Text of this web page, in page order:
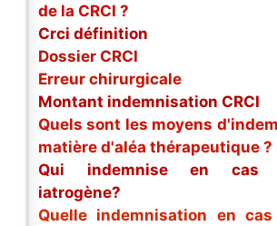
de la CRCI ?
Crci définition
Dossier CRCI
Erreur chirurgicale
Montant indemnisation CRCI
Quels sont les moyens
matière d'aléa thérapeutique ?
Qui indemnise en cas
iatrogène?
Quelle indemnisation en